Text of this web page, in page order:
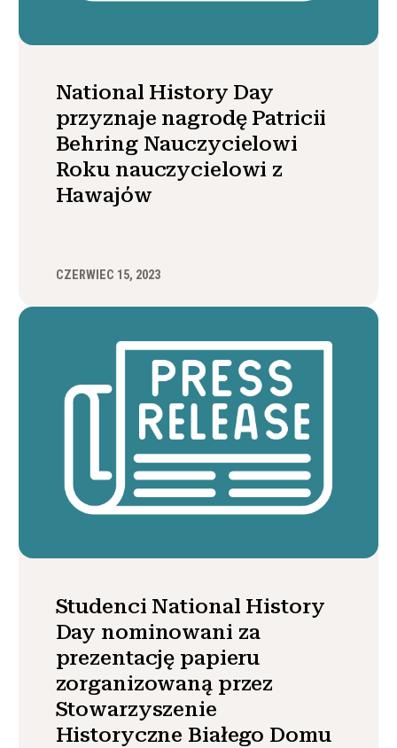
National History Day
przyznaje nagrodę Patricii
Behring Nauczycielowi
Roku nauczycielowi z
Hawajów
CZERWIEC 15, 2023
Studenci National History
Day nominowani za
prezentację papieru
zorganizowaną przez
Stowarzyszenie
Historyczne Białego Domu